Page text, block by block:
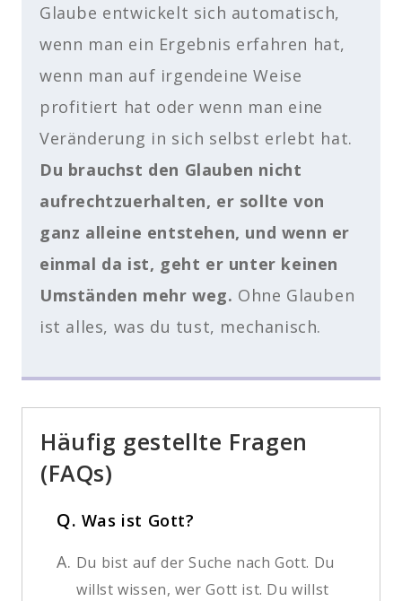
Glaube entwickelt sich automatisch,
wenn man ein Ergebnis erfahren hat,
wenn man auf irgendeine Weise
profitiert hat oder wenn man eine
Veränderung in sich selbst erlebt hat.
Du brauchst den Glauben nicht
aufrechtzuerhalten, er sollte von
ganz alleine entstehen, und wenn er
einmal da ist, geht er unter keinen
Umständen mehr weg. Ohne Glauben
ist alles, was du tust, mechanisch.
Häufig gestellte Fragen
(FAQs)
Q. Was ist Gott?
A. Du bist auf der Suche nach Gott. Du
willst wissen, wer Gott ist. Du willst